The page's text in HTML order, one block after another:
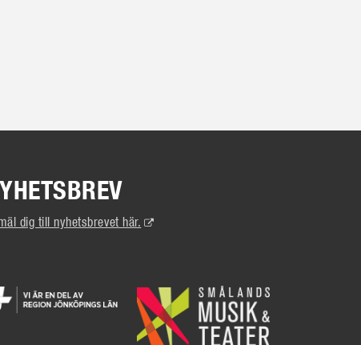
dig till nyhetsbrevet här. (Extern